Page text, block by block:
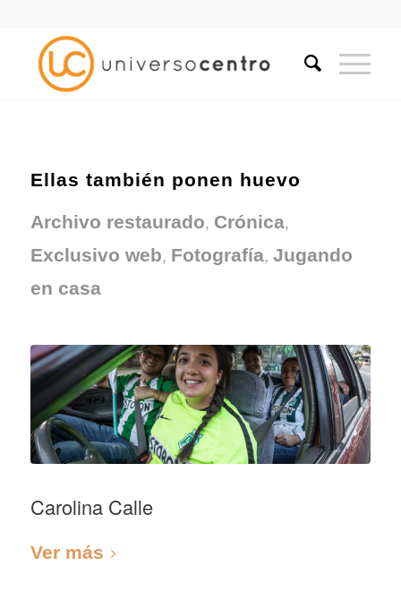
Ellas también ponen huevo
Archivo restaurado, Crónica,
Exclusivo web, Fotografía, Jugando
en casa
Carolina Calle
Ver más